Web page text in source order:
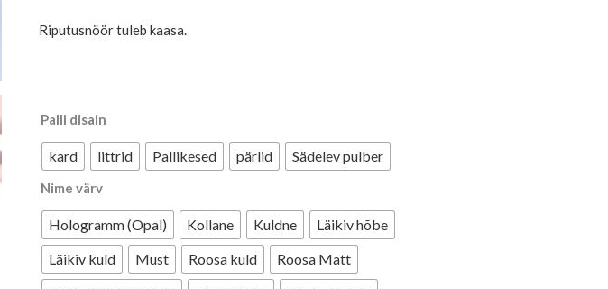
Riputusnöör tuleb kaasa.
Palli disain
kard littrid Pallikesed pärlid Sädelev pulber
Nime värv
Hologramm (Opal) Kollane Kuldne
Läikiv hõbe
Läikiv kuld
Must Roosa kuld
Roosa Matt